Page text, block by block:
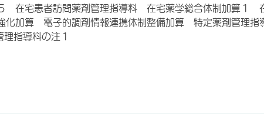
在宅患者訪問薬剤管理指導料 在宅薬学総合体制加算１
加算 電子的調剤情報連携体制整備加算 特定薬剤管理指
指導料の注１